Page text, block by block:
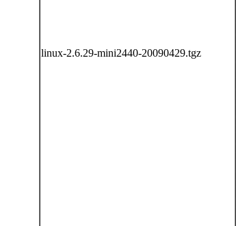
linux-2.6.29-mini2440-20090429.tgz